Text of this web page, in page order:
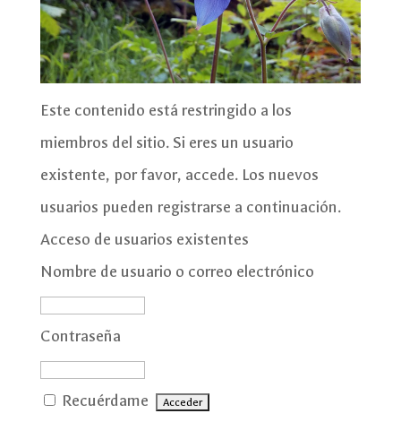
Este contenido está restringido a los
miembros del sitio. Si eres un usuario
existente, por favor, accede. Los nuevos
usuarios pueden registrarse a continuación.
Acceso de usuarios existentes
Nombre de usuario o correo electrónico
Contraseña
Recuérdame